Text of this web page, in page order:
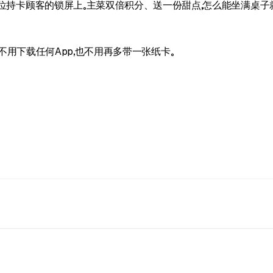
卡顾客的锁屏上。主菜双倍积分、送一份甜点，怎么能坐满桌子
下载任何App，也不用再多带一张纸卡。